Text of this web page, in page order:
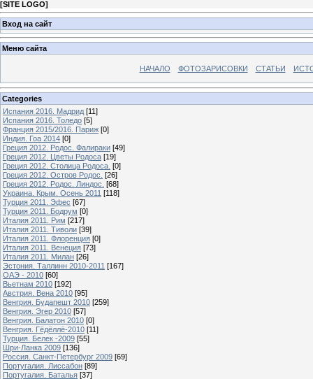
[SITE LOGO]
Вход на сайт
Меню сайта
НАЧАЛО ФОТОЗАРИСОВКИ СТАТЬИ
Categories
Испания 2016. Мадрид [11]
Испания 2016. Толедо [5]
Франция 2015/2016. Париж [0]
Индия. Гоа 2014 [0]
Греция 2012. Родос. Фалираки [49]
Греция 2012. Цветы Родоса [19]
Греция 2012. Столица Родоса. [0]
Греция 2012. Остров Родос. [26]
Греция 2012. Родос. Линдос. [68]
Украина. Крым. Осень 2011 [118]
Турция 2011. Эфес [67]
Турция 2011. Бодрум [0]
Италия 2011. Рим [217]
Италия 2011. Тиволи [39]
Италия 2011. Флоренция [0]
Италия 2011. Венеция [73]
Италия 2011. Милан [26]
Эстония. Таллинн 2010-2011 [167]
ОАЭ - 2010 [60]
Вьетнам 2010 [192]
Австрия. Вена 2010 [95]
Венгрия. Будапешт 2010 [259]
Венгрия. Эгер 2010 [57]
Венгрия. Балатон 2010 [0]
Венгрия. Гёдёллё-2010 [11]
Турция. Белек -2009 [55]
Шри-Ланка 2009 [136]
Россия. Санкт-Петербург 2009 [69]
Португалия. Лиссабон [89]
Португалия. Баталья [37]